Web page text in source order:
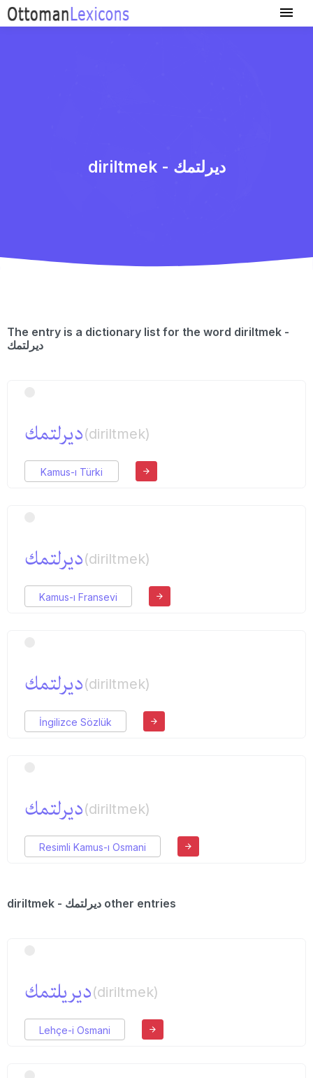
diriltmek - دیرلتمك
The entry is a dictionary list for the word diriltmek -
دیرلتمك
دیرلتمك(diriltmek)
Kamus-ı Türki
دیرلتمك(diriltmek)
Kamus-ı Fransevi
دیرلتمك(diriltmek)
İngilizce Sözlük
دیرلتمك(diriltmek)
Resimli Kamus-ı Osmani
diriltmek - دیرلتمك other entries
دیریلتمك(diriltmek)
Lehçe-i Osmani